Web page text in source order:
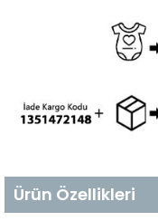
Ürün Özellikleri